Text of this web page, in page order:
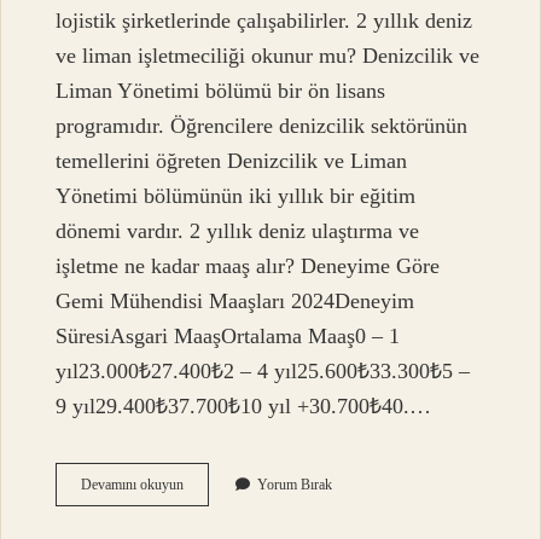
lojistik şirketlerinde çalışabilirler. 2 yıllık deniz
ve liman işletmeciliği okunur mu? Denizcilik ve
Liman Yönetimi bölümü bir ön lisans
programıdır. Öğrencilere denizcilik sektörünün
temellerini öğreten Denizcilik ve Liman
Yönetimi bölümünün iki yıllık bir eğitim
dönemi vardır. 2 yıllık deniz ulaştırma ve
işletme ne kadar maaş alır? Deneyime Göre
Gemi Mühendisi Maaşları 2024Deneyim
SüresiAsgari MaaşOrtalama Maaş0 – 1
yıl23.000₺27.400₺2 – 4 yıl25.600₺33.300₺5 –
9 yıl29.400₺37.700₺10 yıl +30.700₺40.…
Devamını okuyun2
Yıllık
Yorum Bırak